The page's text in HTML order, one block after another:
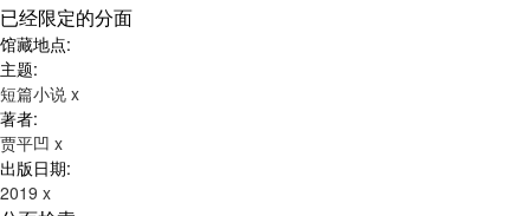
已经限定的分面
馆藏地点:
主题:
短篇小说 x
著者:
贾平凹 x
出版日期:
2019 x